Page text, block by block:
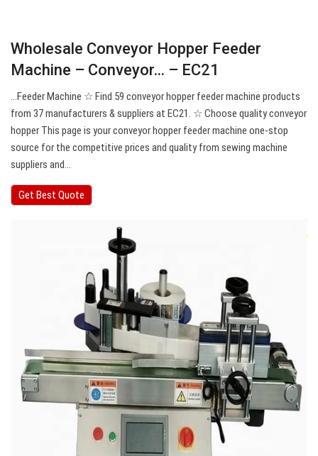
Wholesale Conveyor Hopper Feeder
Machine – Conveyor… – EC21
…Feeder Machine ☆ Find 59 conveyor hopper feeder machine products
from 37 manufacturers & suppliers at EC21. ☆ Choose quality conveyor
hopper This page is your conveyor hopper feeder machine one-stop
source for the competitive prices and quality from sewing machine
suppliers and…
Get Best Quote